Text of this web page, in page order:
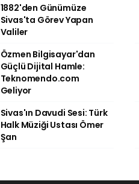
1882'den Günümüze
Sivas'ta Görev Yapan
Valiler
Özmen Bilgisayar'dan
Güçlü Dijital Hamle:
Teknomendo.com
Geliyor
Sivas'ın Davudi Sesi: Türk
Halk Müziği Ustası Ömer
Şan